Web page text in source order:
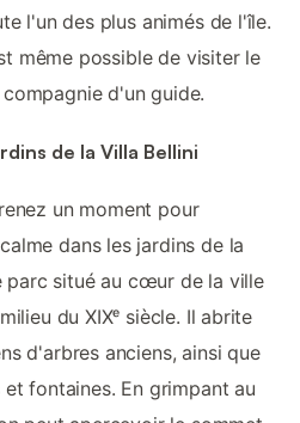
l'un des plus animés de l'île.
même possible de visiter le
d'un guide.
de la Villa Bellini
un moment pour
dans les jardins de la
parc situé au cœur de la ville
du XIXᵉ siècle. Il abrite
d'arbres anciens, ainsi que
fontaines. En grimpant au